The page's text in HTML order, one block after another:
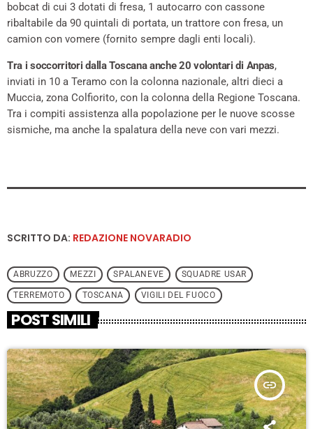
bobcat di cui 3 dotati di fresa, 1 autocarro con cassone
ribaltabile da 90 quintali di portata, un trattore con fresa, un
camion con vomere (fornito sempre dagli enti locali).
Tra i soccorritori dalla Toscana anche 20 volontari di Anpas,
inviati in 10 a Teramo con la colonna nazionale, altri dieci a
Muccia, zona Colfiorito, con la colonna della Regione Toscana.
Tra i compiti assistenza alla popolazione per le nuove scosse
sismiche, ma anche la spalatura della neve con vari mezzi.
SCRITTO DA: REDAZIONE NOVARADIO
ABRUZZO MEZZI SPALANEVE SQUADRE USAR
TERREMOTO TOSCANA VIGILI DEL FUOCO
POST SIMILI
insert_link